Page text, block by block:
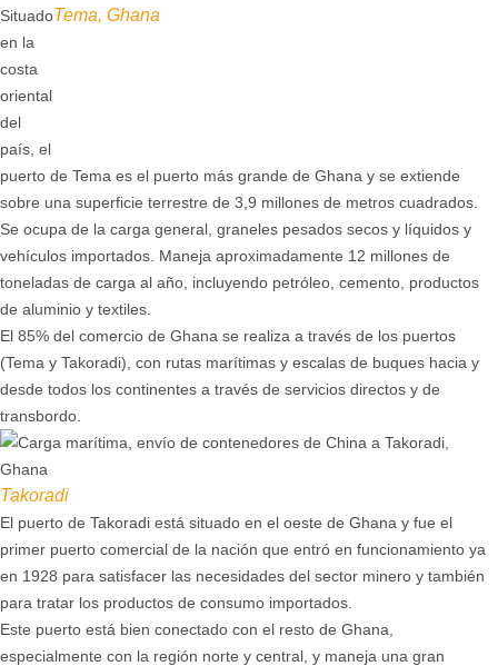
Situado
en la
costa
oriental
del
país, el
puerto de Tema es el puerto más grande de Ghana y se extiende
sobre una superficie terrestre de 3,9 millones de metros cuadrados.
Se ocupa de la carga general, graneles pesados secos y líquidos y
vehículos importados. Maneja aproximadamente 12 millones de
toneladas de carga al año, incluyendo petróleo, cemento, productos
de aluminio y textiles.
El 85% del comercio de Ghana se realiza a través de los puertos
(Tema y Takoradi), con rutas marítimas y escalas de buques hacia y
desde todos los continentes a través de servicios directos y de
transbordo.
Takoradi
El puerto de Takoradi está situado en el oeste de Ghana y fue el
primer puerto comercial de la nación que entró en funcionamiento ya
en 1928 para satisfacer las necesidades del sector minero y también
para tratar los productos de consumo importados.
Este puerto está bien conectado con el resto de Ghana,
especialmente con la región norte y central, y maneja una gran